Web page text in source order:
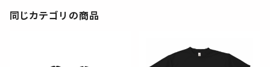
同じカテゴリの商品